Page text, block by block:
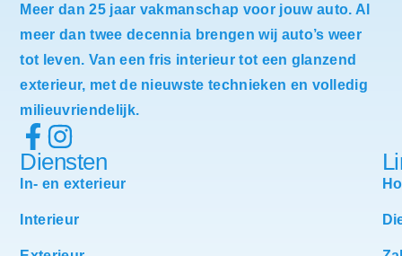
Meer dan 25 jaar vakmanschap voor jouw auto. Al
meer dan twee decennia brengen wij auto’s weer
tot leven. Van een fris interieur tot een glanzend
exterieur, met de nieuwste technieken en volledig
milieuvriendelijk.
Diensten
In- en exterieur
Interieur